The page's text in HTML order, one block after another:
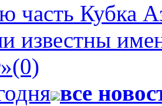
часть Кубка
известны
(0)
все